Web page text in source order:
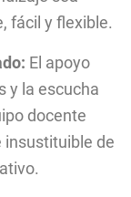
fácil y flexible.
El apoyo
y la escucha
docente
insustituible de